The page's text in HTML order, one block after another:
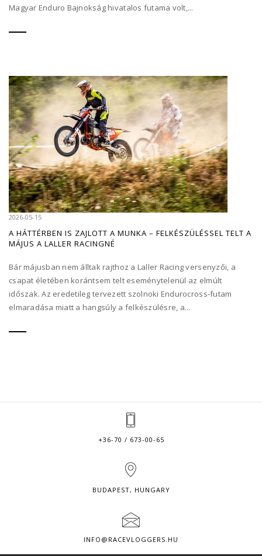
Magyar Enduro Bajnokság hivatalos futama volt,...
2026-05-15
A HÁTTÉRBEN IS ZAJLOTT A MUNKA – FELKÉSZÜLÉSSEL TELT A
MÁJUS A LALLER RACINGNÉ
Bár májusban nem álltak rajthoz a Laller Racing versenyzői, a
csapat életében korántsem telt eseménytelenül az elmúlt
időszak. Az eredetileg tervezett szolnoki Endurocross-futam
elmaradása miatt a hangsúly a felkészülésre, a...
+36-70 / 673-00-65
BUDAPEST, HUNGARY
INFO@RACEVLOGGERS.HU